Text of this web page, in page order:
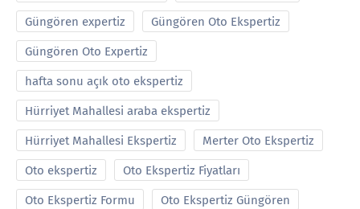
Güngören expertiz Güngören Oto Ekspertiz
Güngören Oto Expertiz
hafta sonu açık oto ekspertiz
Hürriyet Mahallesi araba ekspertiz
Hürriyet Mahallesi Ekspertiz Merter Oto Ekspertiz
Oto ekspertiz Oto Ekspertiz Fiyatları
Oto Ekspertiz Formu Oto Ekspertiz Güngören